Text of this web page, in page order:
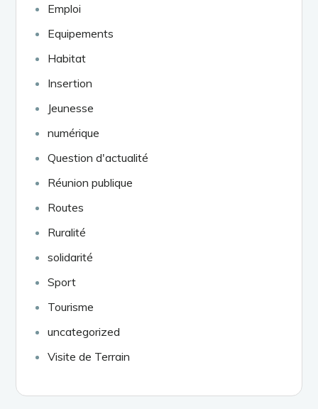
Emploi
Equipements
Habitat
Insertion
Jeunesse
numérique
Question d'actualité
Réunion publique
Routes
Ruralité
solidarité
Sport
Tourisme
uncategorized
Visite de Terrain